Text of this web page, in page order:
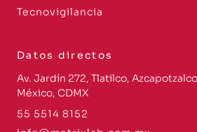
Tecnovigilancia
Datos directos
Av. Jardín 272, Tlatilco,
México, CDMX
55 5514 8152